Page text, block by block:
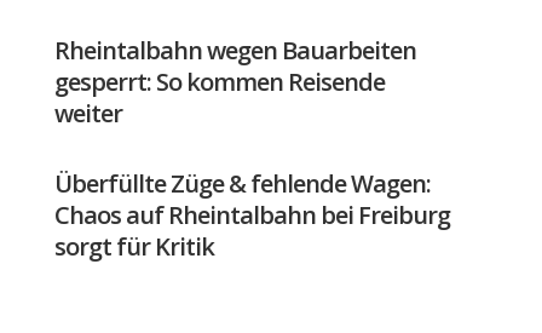
Rheintalbahn wegen Bauarbeiten
gesperrt: So kommen Reisende
weiter
Überfüllte Züge & fehlende Wagen:
Chaos auf Rheintalbahn bei Freiburg
sorgt für Kritik